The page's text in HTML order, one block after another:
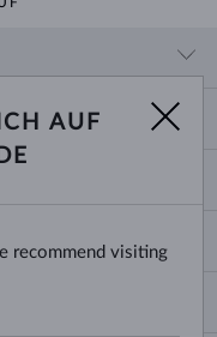
AUF
recommend visiting